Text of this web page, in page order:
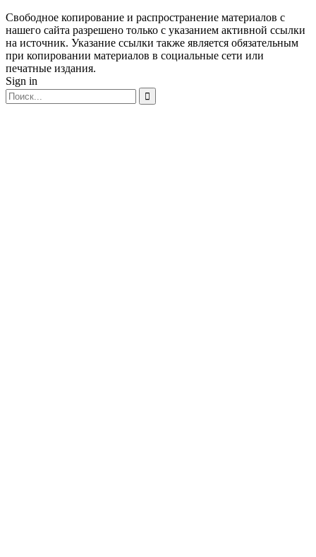
Свободное копирование и распространение материалов с
нашего сайта разрешено только с указанием активной ссылки
на источник. Указание ссылки также является обязательным
при копировании материалов в социальные сети или
печатные издания.
Sign in